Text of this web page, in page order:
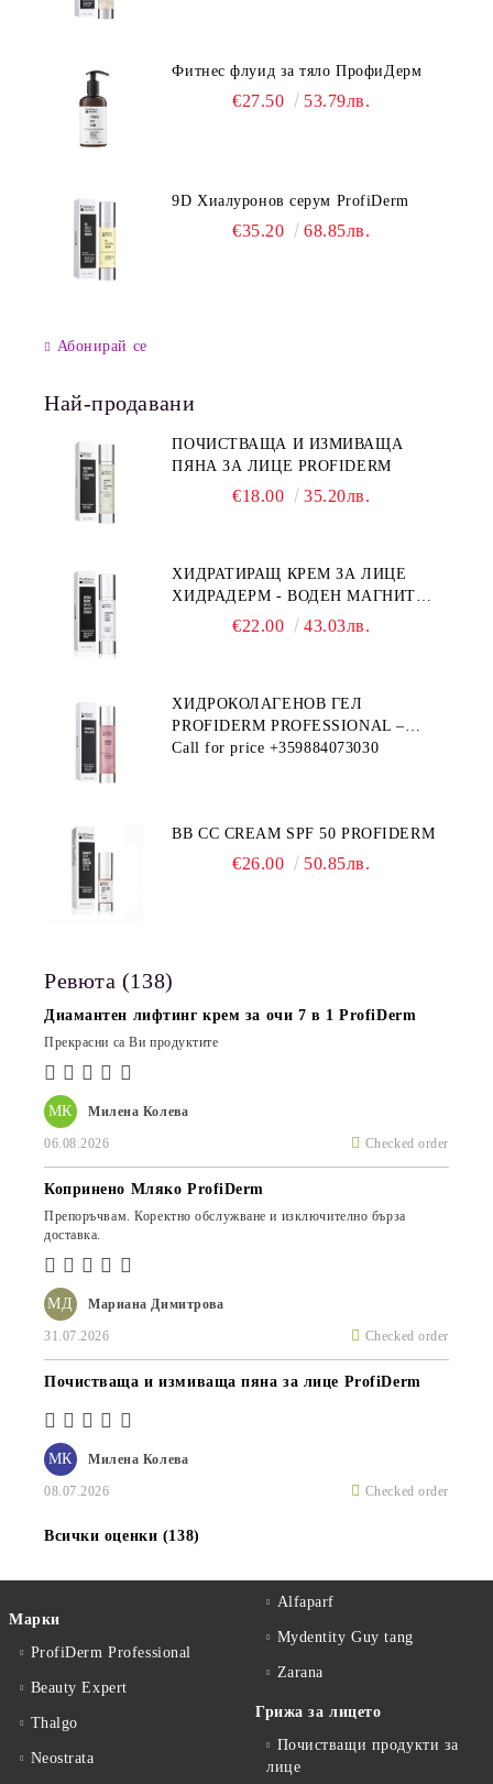
Фитнес флуид за тяло ПрофиДерм
€27.50 53.79лв.
9D Хиалуронов серум ProfiDerm
€35.20 68.85лв.
Абонирай се
Най-продавани
ПОЧИСТВАЩА И ИЗМИВАЩА
ПЯНА ЗА ЛИЦЕ PROFIDERM
€18.00 35.20лв.
ХИДРАТИРАЩ КРЕМ ЗА ЛИЦЕ
ХИДРАДЕРМ - ВОДЕН МАГНИТ
PROFIDERM€22.00 43.03лв.
ХИДРОКОЛАГЕНОВ ГЕЛ
PROFIDERM PROFESSIONAL –
ПРОДУКТ ЗА ДЪЛБОКА
Call for price +359884073030
BB CC CREAM SPF 50 PROFIDERM
€26.00 50.85лв.
Ревюта (138)
МК Милена Колева
06.08.2026 Checked order
Диамантен лифтинг крем за очи 7 в 1 ProfiDerm
Прекрасни са Ви продуктите
МД Мариана Димитрова
31.07.2026 Checked order
Копринено Мляко ProfiDerm
Препоръчвам. Коректно обслужване и изключително бърза
доставка.
МК Милена Колева
08.07.2026 Checked order
Почистваща и измиваща пяна за лице ProfiDerm
Всички оценки (138)
Марки
ProfiDerm Professional
Beauty Expert
Thalgo
Neostrata
Alfaparf
Mydentity Guy tang
Zarana
Грижа за лицето
Почистващи продукти за
лице